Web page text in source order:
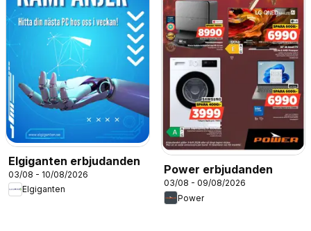
Elgiganten erbjudanden
03/08 - 10/08/2026
Elgiganten
Power erbjudanden
03/08 - 09/08/2026
Power